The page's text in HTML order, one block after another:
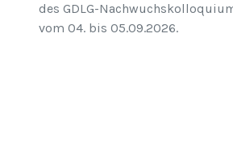
des GDLG-
vom 04. bis 05.09.2026.